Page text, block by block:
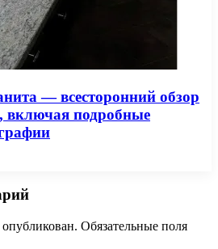
— всесторонний обзор
включая подробные
Обязательные поля